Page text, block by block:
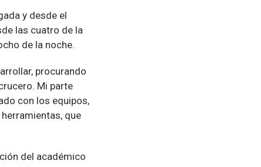
y desde el
las cuatro de la
de la noche.
procurando
Mi parte
con los equipos,
que
del académico